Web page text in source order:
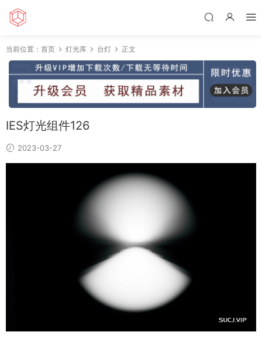
当前位置： 首页 灯光库 台灯 正文
IES灯光组件126
2023-03-27